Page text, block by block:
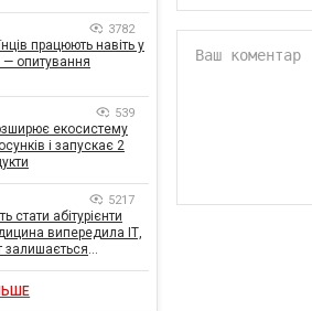
3782
працюють навіть у
— опитування
539
екосистему
і запускає 2
5217
стати абітурієнти
випередила ІТ,